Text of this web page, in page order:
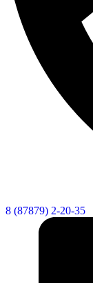
8 (87879) 2-20-35